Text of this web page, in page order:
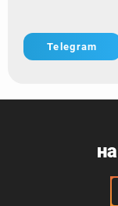
Telegram